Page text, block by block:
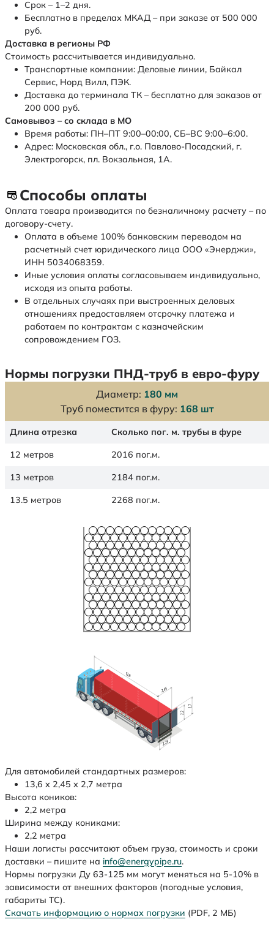
Срок – 1–2 дня.
Бесплатно в пределах МКАД – при заказе от 500 000
руб.
Доставка в регионы РФ
Стоимость рассчитывается индивидуально.
Транспортные компании: Деловые линии, Байкал
Сервис, Норд Вилл, ПЭК.
Доставка до терминала ТК – бесплатно для заказов от
200 000 руб.
Самовывоз – со склада в МО
Время работы: ПН–ПТ 9:00–00:00, СБ–ВС 9:00–6:00.
Адрес: Московская обл., г.о. Павлово-Посадский, г.
Электрогорск, пл. Вокзальная, 1А.
Способы оплаты
Оплата товара производится по безналичному расчету – по
договору-счету.
Оплата в объеме 100% банковским переводом на
расчетный счет юридического лица ООО «Энерджи»,
ИНН 5034068359.
Иные условия оплаты согласовываем индивидуально,
исходя из опыта работы.
В отдельных случаях при выстроенных деловых
отношениях предоставляем отсрочку платежа и
работаем по контрактам с казначейским
сопровождением ГОЗ.
Нормы погрузки ПНД-труб в евро-фуру
Диаметр: 180 мм
Труб поместится в фуру: 168 шт
Длина отрезка Сколько пог. м. трубы в фуре
12 метров 2016 пог.м.
13 метров 2184 пог.м.
13.5 метров 2268 пог.м.
Для автомобилей стандартных размеров:
13,6 х 2,45 х 2,7 метра
Высота коников:
2,2 метра
Ширина между кониками:
2,2 метра
Наши логисты рассчитают объем груза, стоимость и сроки
доставки – пишите на info@energypipe.ru.
Нормы погрузки Ду 63-125 мм могут меняться на 5-10% в
зависимости от внешних факторов (погодные условия,
габариты ТС).
Скачать информацию о нормах погрузки (PDF, 2 МБ)